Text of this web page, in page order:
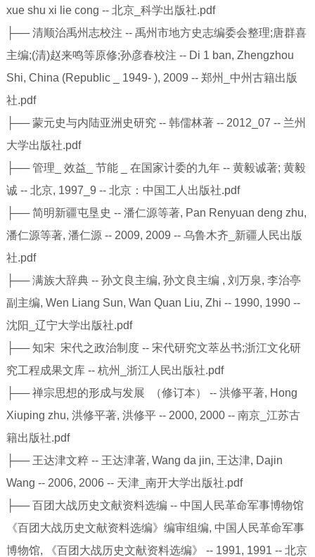
xue shu xi lie cong -- 北京_科学出版社.pdf
├── 清顺治禹州志校注 -- 禹州市地方史志编委会整理;唐群喜
主编;(清)赵来鸣等原修;孙彦春校注 -- Di 1 ban, Zhengzhou
Shi, China (Republic _ 1949- ), 2009 -- 郑州_中州古籍出版
社.pdf
├── 蒙元史与内陆亚洲史研究 -- 韩儒林著 -- 2012_07 -- 兰州
大学出版社.pdf
├── 管理_ 效益_ 节能 _ 在国家计委的九年 -- 黄毅诚著; 黄毅
诚 -- 北京, 1997_9 -- 北京：中国工人出版社.pdf
├── 简明新疆屯垦史 -- 潘仁源等著, Pan Renyuan deng zhu,
潘仁源等著, 潘仁源 -- 2009, 2009 -- 乌鲁木齐_新疆人民出版
社.pdf
├── 满族大辞典 -- 孙文良主编, 孙文良主编 , 刘万泉, 李治亭
副主编, Wen Liang Sun, Wan Quan Liu, Zhi -- 1990, 1990 --
沈阳_辽宁大学出版社.pdf
├── 知宋 宋代之政治制度 -- 宋代研究文萃丛书;浙江文化研
究工程成果文库 -- 杭州_浙江人民出版社.pdf
├── 禅宗思想的形成与发展 （修订本） -- 洪修平著, Hong
Xiuping zhu, 洪修平著, 洪修平 -- 2000, 2000 -- 南京_江苏古
籍出版社.pdf
├── 王达津文粹 -- 王达津著, Wang da jin, 王达津, Dajin
Wang -- 2006, 2006 -- 天津_南开大学出版社.pdf
├── 百团大战历史文献资料选编 -- 中国人民革命军事博物馆
《百团大战历史文献资料选编》编审组编, 中国人民革命军事
博物馆, 《百团大战历史文献资料选编》 -- 1991, 1991 -- 北京